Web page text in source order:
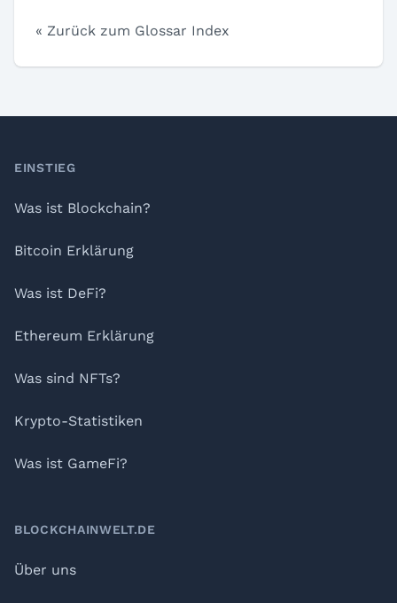
« Zurück zum Glossar Index
Footer
EINSTIEG
Was ist Blockchain?
Bitcoin Erklärung
Was ist DeFi?
Ethereum Erklärung
Was sind NFTs?
Krypto-Statistiken
Was ist GameFi?
BLOCKCHAINWELT.DE
Über uns